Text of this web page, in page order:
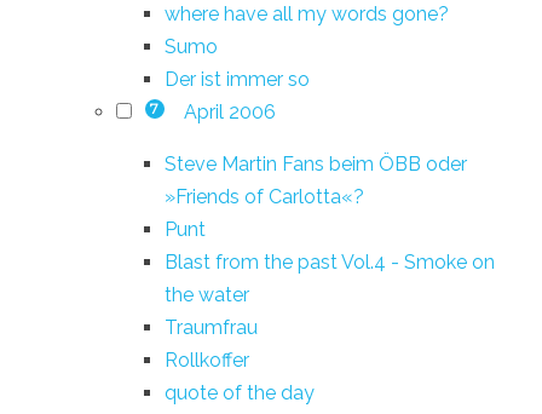
where have all my words gone?
Sumo
Der ist immer so
7 April 2006
Steve Martin Fans beim ÖBB oder
»Friends of Carlotta«?
Punt
Blast from the past Vol.4 - Smoke on
the water
Traumfrau
Rollkoffer
quote of the day